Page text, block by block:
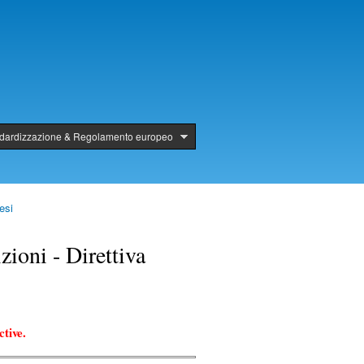
& Regolamento europeo
- Direttiva